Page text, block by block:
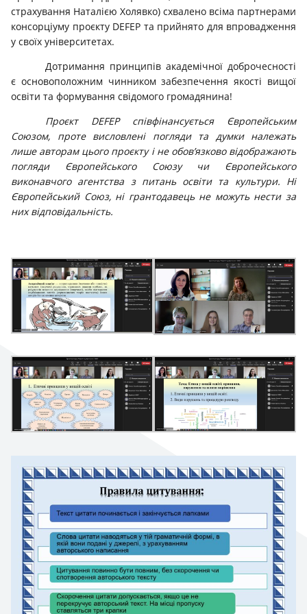
страхування Наталією Холявко) схвалено всіма партнерами
консорціуму проєкту DEFEP та прийнято для впровадження
у своїх університетах.
Дотримання принципів академічної доброчесності
є основоположним чинником забезпечення якості вищої
освіти та формування свідомого громадянина!
Проєкт DEFEP співфінансується Європейським
Союзом, проте висловлені погляди та думки належать
лише авторам цього проєкту і не обов’язково відображають
погляди Європейського Союзу чи Європейського
виконавчого агентства з питань освіти та культури. Ні
Європейський Союз, ні грантодавець не можуть нести за
них відповідальність.